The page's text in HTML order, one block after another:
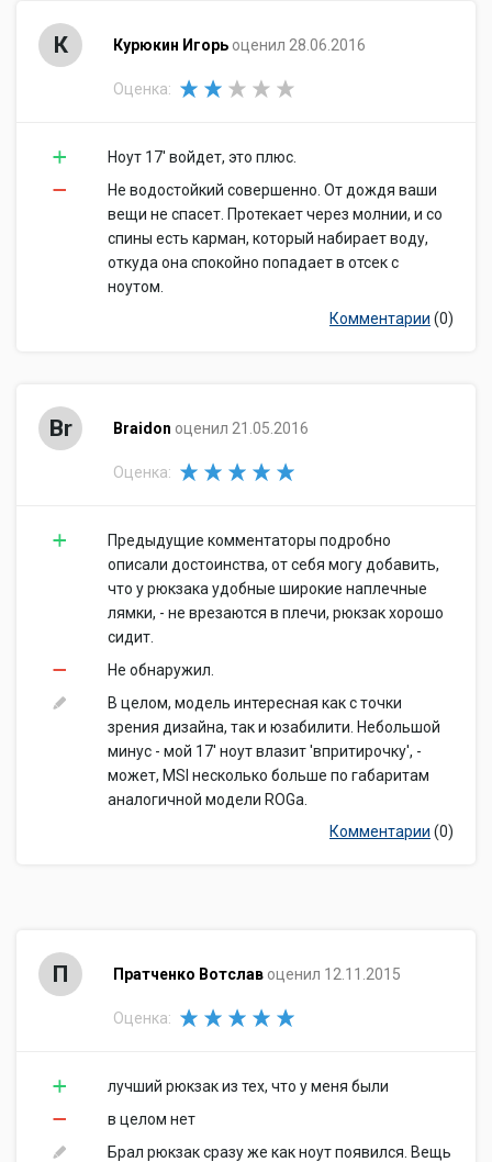
К Курюкин Игорь оценил 28.06.2016
Оценка:
Ноут 17' войдет, это плюс.
Не водостойкий совершенно. От дождя ваши
вещи не спасет. Протекает через молнии, и со
спины есть карман, который набирает воду,
откуда она спокойно попадает в отсек с
ноутом.
Комментарии (0)
Br Braidon оценил 21.05.2016
Оценка:
Предыдущие комментаторы подробно
описали достоинства, от себя могу добавить,
что у рюкзака удобные широкие наплечные
лямки, - не врезаются в плечи, рюкзак хорошо
сидит.
Не обнаружил.
В целом, модель интересная как с точки
зрения дизайна, так и юзабилити. Небольшой
минус - мой 17' ноут влазит 'впритирочку', -
может, MSI несколько больше по габаритам
аналогичной модели ROGа.
Комментарии (0)
П Пратченко Вотслав оценил 12.11.2015
Оценка:
лучший рюкзак из тех, что у меня были
в целом нет
Брал рюкзак сразу же как ноут появился. Вещь